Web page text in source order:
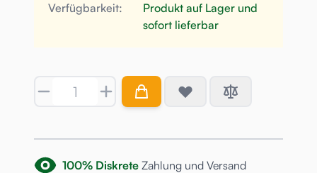
Verfügbarkeit:
Produkt auf Lager und
sofort lieferbar
100% Diskrete Zahlung und Versand